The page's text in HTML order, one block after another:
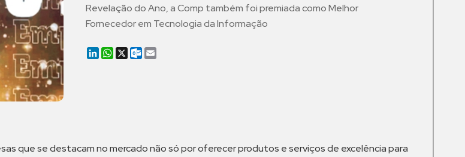
Revelação do Ano, a Comp também foi premiada como Melhor
Fornecedor em Tecnologia da Informação
LinkedIn
WhatsApp
X Outlook.com
Email
que se destacam no mercado não só por oferecer produtos e serviços de excelência para